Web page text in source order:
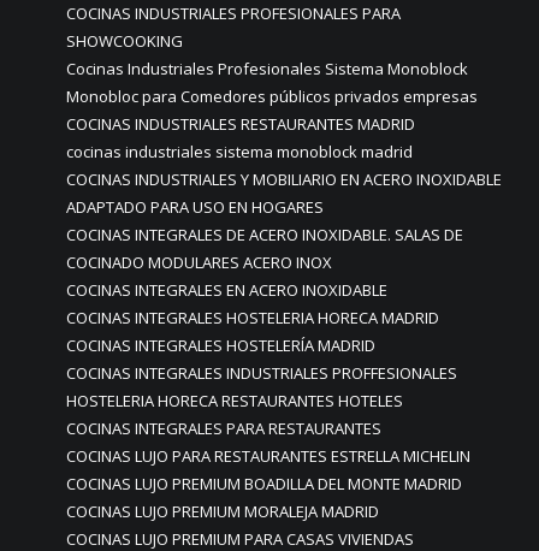
COCINAS INDUSTRIALES PROFESIONALES PARA
SHOWCOOKING
Cocinas Industriales Profesionales Sistema Monoblock
Monobloc para Comedores públicos privados empresas
COCINAS INDUSTRIALES RESTAURANTES MADRID
cocinas industriales sistema monoblock madrid
COCINAS INDUSTRIALES Y MOBILIARIO EN ACERO INOXIDABLE
ADAPTADO PARA USO EN HOGARES
COCINAS INTEGRALES DE ACERO INOXIDABLE. SALAS DE
COCINADO MODULARES ACERO INOX
COCINAS INTEGRALES EN ACERO INOXIDABLE
COCINAS INTEGRALES HOSTELERIA HORECA MADRID
COCINAS INTEGRALES HOSTELERÍA MADRID
COCINAS INTEGRALES INDUSTRIALES PROFFESIONALES
HOSTELERIA HORECA RESTAURANTES HOTELES
COCINAS INTEGRALES PARA RESTAURANTES
COCINAS LUJO PARA RESTAURANTES ESTRELLA MICHELIN
COCINAS LUJO PREMIUM BOADILLA DEL MONTE MADRID
COCINAS LUJO PREMIUM MORALEJA MADRID
COCINAS LUJO PREMIUM PARA CASAS VIVIENDAS